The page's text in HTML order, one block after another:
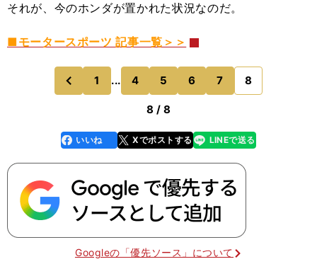
それが、今のホンダが置かれた状況なのだ。
■モータースポーツ 記事一覧＞＞
前
1 ... 4 5 6 7 8
8 / 8
faceboo
k
いいね Xでポストする
line LINEで送る
Googleの「優先ソース」について